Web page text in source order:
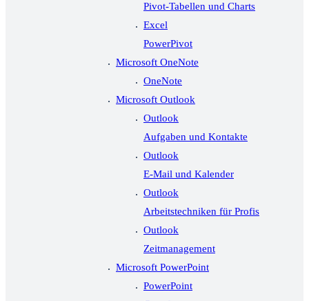
Pivot-Tabellen und Charts
Excel
PowerPivot
Microsoft OneNote
OneNote
Microsoft Outlook
Outlook
Aufgaben und Kontakte
Outlook
E-Mail und Kalender
Outlook
Arbeitstechniken für Profis
Outlook
Zeitmanagement
Microsoft PowerPoint
PowerPoint